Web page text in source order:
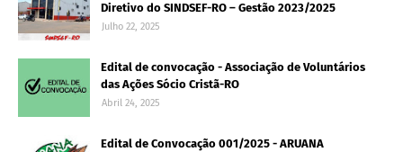
Diretivo do SINDSEF-RO – Gestão 2023/2025
Julho 22, 2025
Edital de convocação - Associação de Voluntários
das Ações Sócio Cristã-RO
Abril 24, 2025
Edital de Convocação 001/2025 - ARUANA